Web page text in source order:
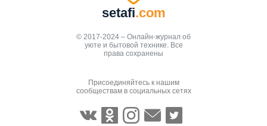
setafi.com
© 2017-2024 – Онлайн-журнал об
уюте и бытовой технике. Все
права сохранены
Присоединяйтесь к нашим
сообществам в социальных сетях